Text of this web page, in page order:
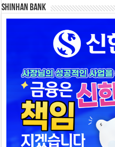
SHINHAN BANK